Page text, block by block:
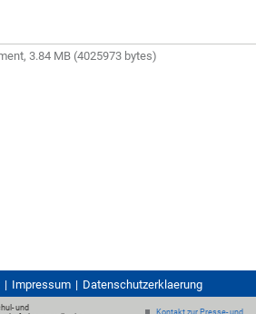
3.84 MB (4025973 bytes)
Impressum Datenschutzerklaerung
und